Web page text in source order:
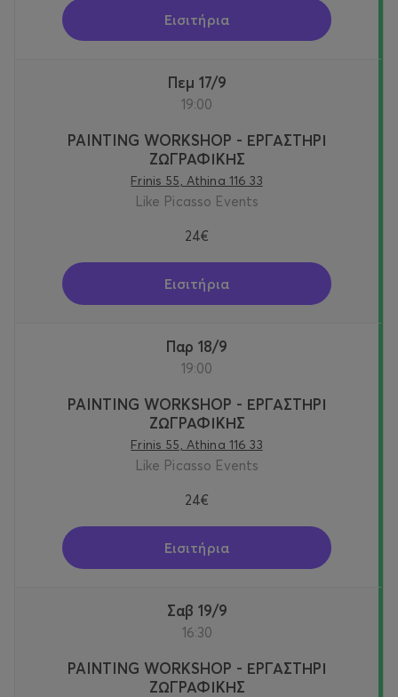
Εισιτήρια
Πεμ 17/9
19:00
PAINTING WORKSHOP - ΕΡΓΑΣΤΗΡΙ
ΖΩΓΡΑΦΙΚΗΣ
Frinis 55, Athina 116 33
Like Picasso Events
24€
Εισιτήρια
Παρ 18/9
19:00
PAINTING WORKSHOP - ΕΡΓΑΣΤΗΡΙ
ΖΩΓΡΑΦΙΚΗΣ
Frinis 55, Athina 116 33
Like Picasso Events
24€
Εισιτήρια
Σαβ 19/9
16:30
PAINTING WORKSHOP - ΕΡΓΑΣΤΗΡΙ
ΖΩΓΡΑΦΙΚΗΣ